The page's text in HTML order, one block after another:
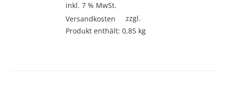
inkl. 7 % MwSt.
zzgl.
Versandkosten
Produkt enthält: 0,85 kg